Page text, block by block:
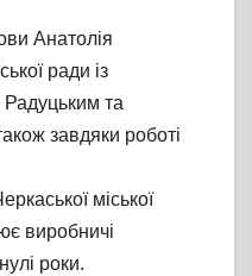
Анатолія
ради із
та
завдяки роботі
міської
виробничі
роки.